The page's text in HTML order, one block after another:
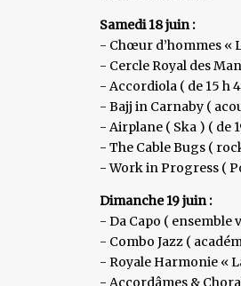
Samedi 18 juin :
- Chœur d’hommes «
- Cercle Royal des
- Accordiola ( de 15 h
- Bajj in Carnaby (
- Airplane ( Ska ) ( de
- The Cable Bugs (
- Work in Progress (
Dimanche 19 juin :
- Da Capo ( ensemble
- Combo Jazz (
- Royale Harmonie «
- Accordâmes &